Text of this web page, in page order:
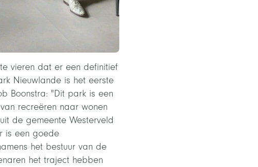
vieren dat er een definitief
Nieuwlande is het eerste
Boonstra: "Dit park is een
recreëren naar wonen
de gemeente Westerveld
is een goede
het bestuur van de
het traject hebben